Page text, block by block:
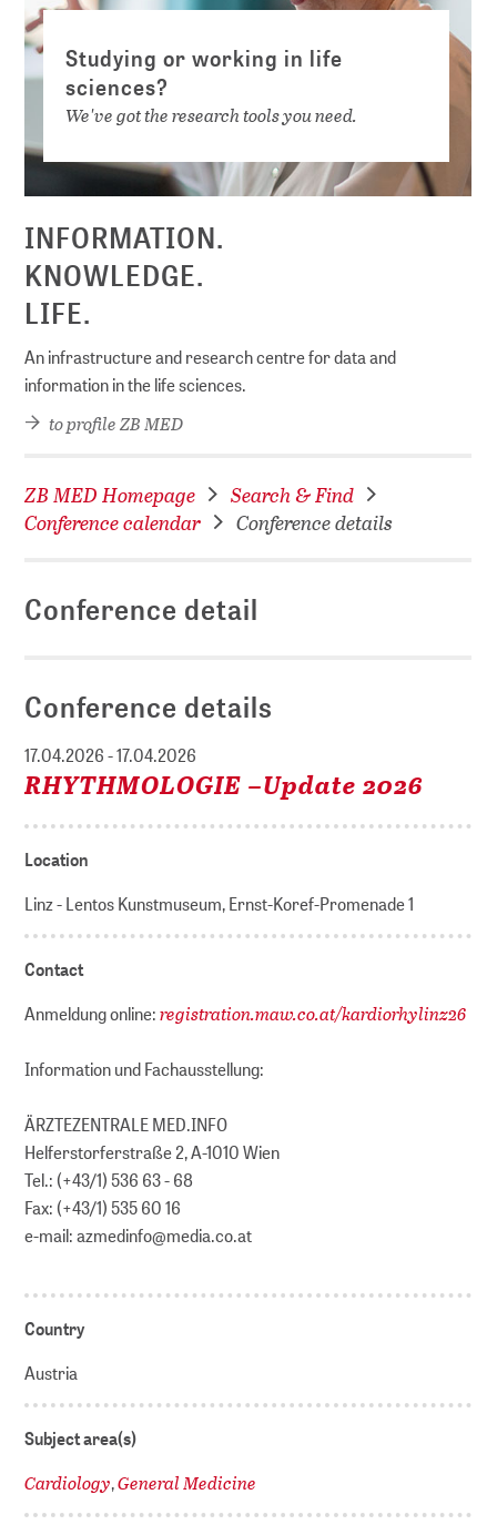
Studying or working in life
sciences?
We've got the research tools you need.
INFORMATION.
KNOWLEDGE.
LIFE.
An infrastructure and research centre for data and
information in the life sciences.
to profile ZB MED
ZB MED Homepage
Search & Find
Conference calendar
Conference details
Conference detail
Conference details
17.04.2026 - 17.04.2026
RHYTHMOLOGIE –Update 2026
Location
Linz - Lentos Kunstmuseum, Ernst-Koref-Promenade 1
Contact
Anmeldung online:registration.maw.co.at/kardiorhylinz26
Information und Fachausstellung:
ÄRZTEZENTRALE MED.INFO
Helferstorferstraße 2, A-1010 Wien
Tel.: (+43/1) 536 63 - 68
Fax: (+43/1) 535 60 16
e-mail: azmedinfo@media.co.at
Country
Austria
Subject area(s)
Cardiology,General Medicine